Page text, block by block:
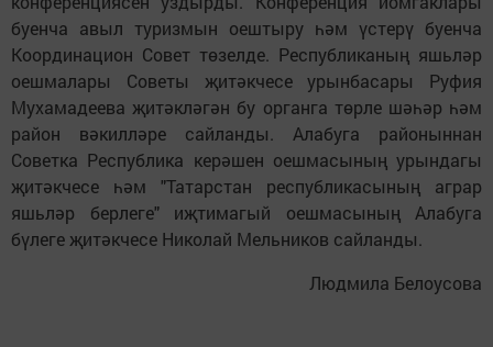
буенча авыл туризмын оештыру һәм үстерү буенча
Координацион Совет төзелде. Республиканың яшьләр
оешмалары Советы җитәкчесе урынбасары Руфия
Мухамадеева җитәкләгән бу органга төрле шәһәр һәм
район вәкилләре сайланды. Алабуга районыннан
Советка Республика керәшен оешмасының урындагы
җитәкчесе һәм "Татарстан республикасының аграр
яшьләр берлеге" иҗтимагый оешмасының Алабуга
бүлеге җитәкчесе Николай Мельников сайланды.
Людмила Белоусова